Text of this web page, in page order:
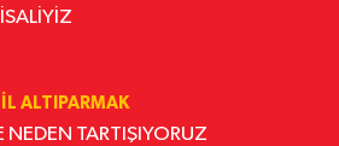
ALTIPARMAK
NEDEN TARTIŞIYORUZ